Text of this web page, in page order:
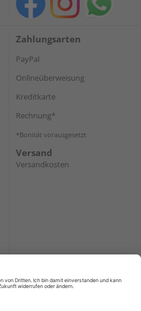
Zahlungsarten
PayPal
Onlineüberweisung
Kreditkarte
Rechnung*
*Bonität vorausgesetzt
Versand
Versandkosten